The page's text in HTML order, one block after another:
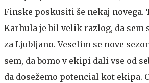
Finske poskusiti še nekaj novega.
Karhula je bil velik razlog, da sem
za Ljubljano. Veselim se nove
sem, da bomo v ekipi dali vse od
da dosežemo potencial kot ekipa.